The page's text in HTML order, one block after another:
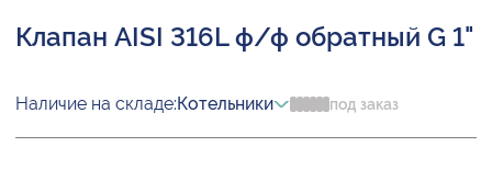
Клапан AISI 316L ф/ф обратный G 1"
Наличие на складе:Котельники под заказ